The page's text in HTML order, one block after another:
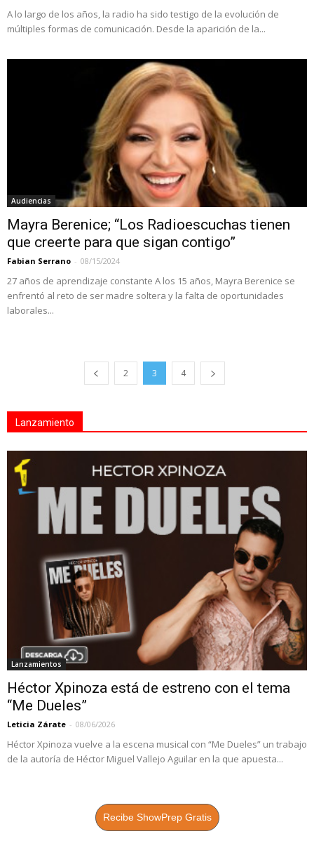
A lo largo de los años, la radio ha sido testigo de la evolución de
múltiples formas de comunicación. Desde la aparición de la...
Audiencias
Mayra Berenice; “Los Radioescuchas tienen
que creerte para que sigan contigo”
Fabian Serrano - 08/15/2024
27 años de aprendizaje constante A los 15 años, Mayra Berenice se
enfrentó al reto de ser madre soltera y la falta de oportunidades
laborales...
2 3 4
Lanzamiento
Lanzamientos
Héctor Xpinoza está de estreno con el tema
“Me Dueles”
Leticia Zárate - 08/06/2026
Héctor Xpinoza vuelve a la escena musical con “Me Dueles” un trabajo
de la autoría de Héctor Miguel Vallejo Aguilar en la que apuesta...
Recibe ShowPrep Gratis